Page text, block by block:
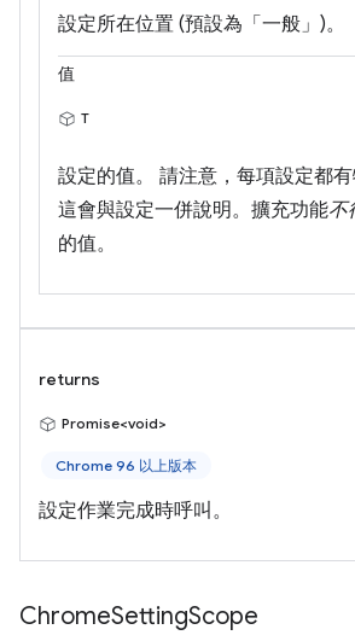
設定所在位置 (預設為「一般」)。
值
T
設定的值。 請注意，每項設定都有
這會與設定一併說明。擴充功能不
的值。
returns
Promise<void>
Chrome 96 以上版本
設定作業完成時呼叫。
ChromeSettingScope